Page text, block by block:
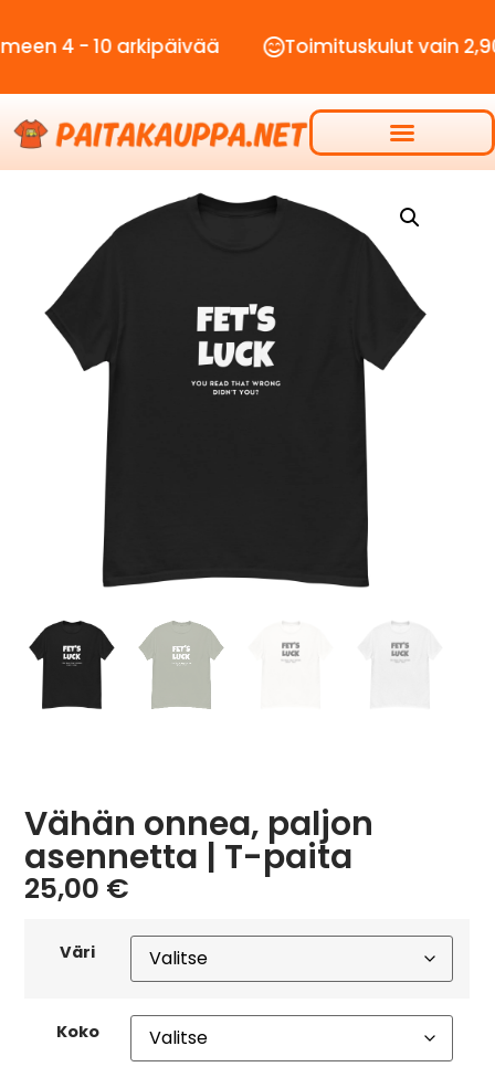
- 10 arkipäivää Toimituskulut vain 2,90€
Vähän onnea, paljon
asennetta | T-paita
25,00 €
Väri
Koko